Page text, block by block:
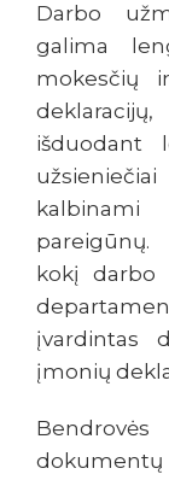
Darbo
galima
mokesčių
išduodant
pareigūnų.
kokį darbo
įvardintas
įmonių